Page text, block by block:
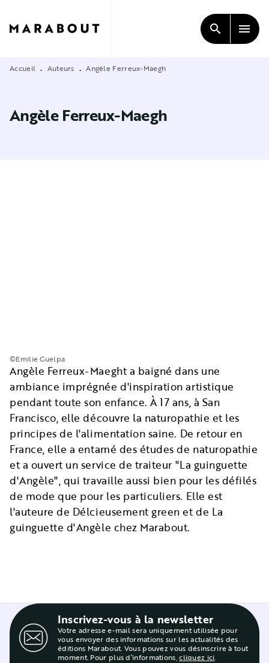
CONTENU
search menu
Accueil • Auteurs • Angèle Ferreux-Maegh
Angèle Ferreux-Maegh
Angèle Ferreux-Maeght a baigné dans une
ambiance imprégnée d'inspiration artistique
pendant toute son enfance. À 17 ans, à San
Francisco, elle découvre la naturopathie et les
principes de l'alimentation saine. De retour en
France, elle a entamé des études de naturopathie
et a ouvert un service de traiteur "La guinguette
d'Angèle", qui travaille aussi bien pour les défilés
de mode que pour les particuliers. Elle est
l'auteure de Délcieusement green et de La
guinguette d'Angèle chez Marabout.
©Emilie Guelpa
Inscrivez-vous à la newsletter
Votre adresse e-mail sera uniquement utilisée pour
vous envoyer des informations sur les actualités des
éditions Marabout. Vous pouvez vous désinscrire à tout
moment. Pour plus d’informations,cliquez ici.